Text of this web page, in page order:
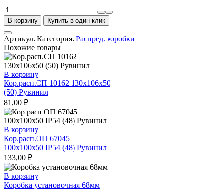
Количество
товара
Кор.расп.СП
10163
151х122х73
(24)
Рувинил
В корзину Купить в один клик
Артикул: Категория: Распред. коробки
Похожие товары
В корзину
Кор.расп.СП 10162 130х106х50
(50) Рувинил
81,00 ₽
В корзину
Кор.расп.ОП 67045
100х100х50 IP54 (48) Рувинил
133,00 ₽
В корзину
Коробка установочная 68мм